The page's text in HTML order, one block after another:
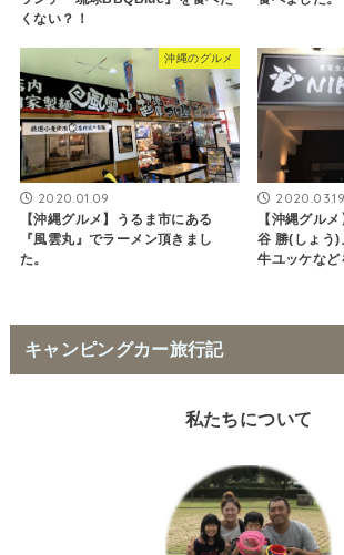
くない？！
沖縄のグルメ
2020.01.09
【沖縄グルメ】うるま市にある
『風雲丸』でラーメン頂きまし
た。
2020.03.19
【沖縄グル
谷 勝(しょう)
牛ユッケなど
キャンピングカー旅行記
私たちについて